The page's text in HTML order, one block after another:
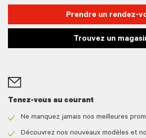
Prendre un rendez-
Trouvez un
Tenez-vous au courant
icon
Ne manquez jamais nos meilleures
Découvrez nos nouveaux modèles et